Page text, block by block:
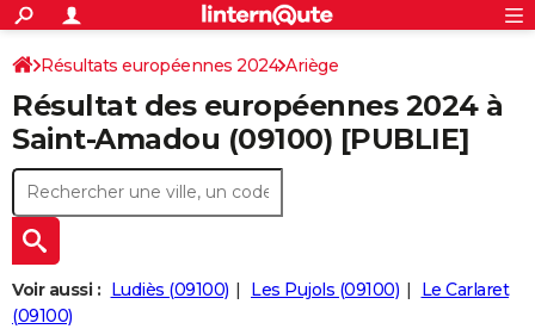
ACTUALITÉS
Politique
Société
Faits Divers
Education
Monde
Villes
+
SPORT
Coupe du monde 2026
Football
Tennis
Cyclisme
Rugby
Forum
CULTURE
Programme TV
TNT
Streaming
Cinéma
Sorties cinéma
Musique
+
FINANCE
Retraite
Impôts
Epargne
Immobilier
Risques naturels par ville
Banque
Assurance
Crédit
AUTO
Essais
Réserver un essai
Citadines
Berlines
SUV
Forum auto
+
HIGH-TECH
Mobiles
Meilleur smartphone
Internet
Ordinateurs
Jeux vidéo
Guide high-tech
+
BRICOLAGE
S'inscrire
Connexion
Résultats européennes 2024 Ariège
Résultat des européennes 2024 à
Saint-Amadou (09100) [PUBLIE]
Voir aussi : Ludiès (09100) Les Pujols (09100)
Le Carlaret
(09100)